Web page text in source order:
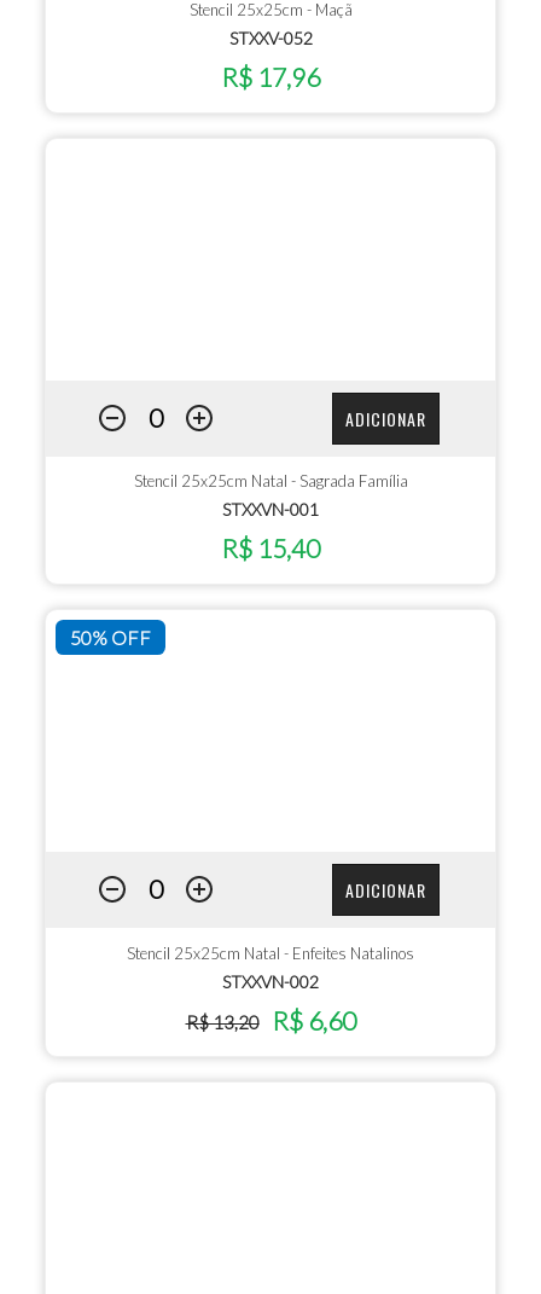
Stencil 25x25cm - Maçã
STXXV-052
R$ 17,96
ADICIONAR
Stencil 25x25cm Natal - Sagrada Família
STXXVN-001
R$ 15,40
50% OFF
ADICIONAR
Stencil 25x25cm Natal - Enfeites Natalinos
STXXVN-002
R$ 13,20 R$ 6,60